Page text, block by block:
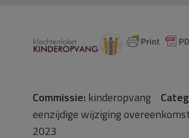
Commissie: kinderopvang
eenzijdige wijziging
2023